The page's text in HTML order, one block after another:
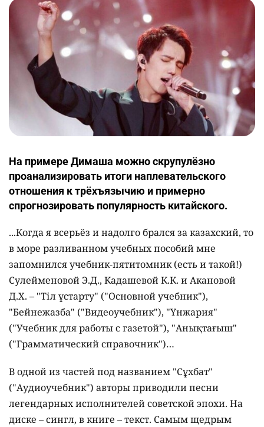
На примере Димаша можно скрупулёзно
проанализировать итоги наплевательского
отношения к трёхъязычию и примерно
спрогнозировать популярность китайского.
...Когда я всерьёз и надолго брался за казахский, то
в море разливанном учебных пособий мне
запомнился учебник-пятитомник (есть и такой!)
Сулейменовой Э.Д., Кадашевой К.К. и Акановой
Д.Х. – "Тіл ұстарту" ("Основной учебник"),
"Бейнежазба" ("Видеоучебник"), "Үнжария"
("Учебник для работы с газетой"), "Анықтағыш"
("Грамматический справочник")…
В одной из частей под названием "Сұхбат"
("Аудиоучебник") авторы приводили песни
легендарных исполнителей советской эпохи. На
диске – сингл, в книге – текст. Самым щедрым